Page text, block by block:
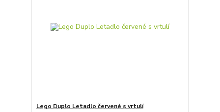
Lego Duplo Letadlo červené s vrtulí